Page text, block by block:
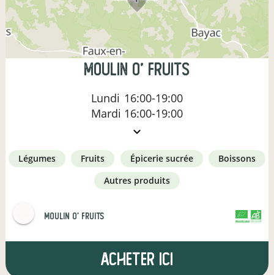
MOULIN O' FRUITS
Lundi 16:00-19:00
Mardi 16:00-19:00
légumes fruits épicerie sucrée
boissons
autres produits
MOULIN O' FRUITS
Acheter ici